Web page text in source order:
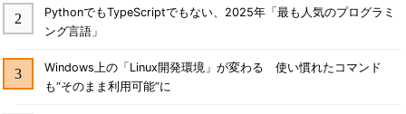
PythonでもTypeScriptでもない、2025年「最も人気のプログラミ
ング言語」
Windows上の「Linux開発環境」が変わる 使い慣れたコマンド
も“そのまま利用可能”に